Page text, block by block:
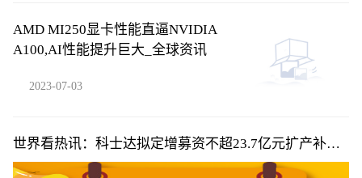
AMD MI250显卡性能直逼NVIDIA
A100,AI性能提升巨大_全球资讯
2023-07-03
世界看热讯：科士达拟定增募资不超23.7亿元扩产补流
股价涨3.85%